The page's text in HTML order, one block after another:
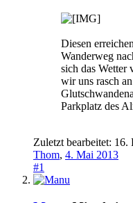
Diesen
Wanderweg
sich das Wetter
wir uns rasch
Parkplatz des
Zuletzt bearbeitet: 16.
Thom, 4. Mai 2013
#1